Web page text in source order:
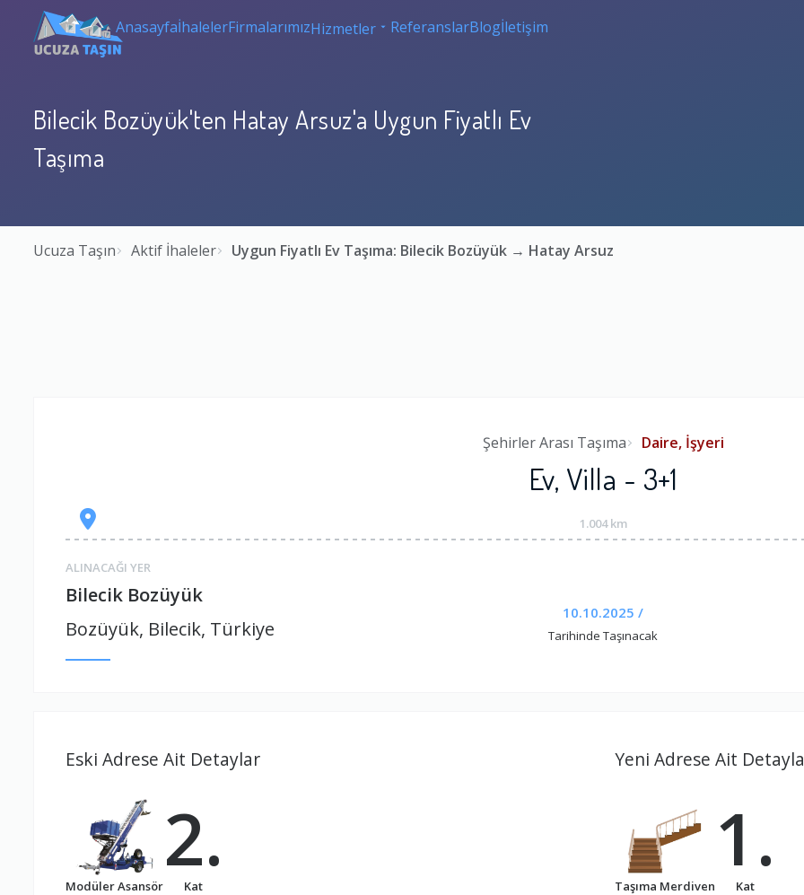
AnasayfaİhalelerFirmalarımızHizmetler ReferanslarBlogİletişim
Bilecik Bozüyük'ten Hatay Arsuz'a Uygun Fiyatlı Ev
Taşıma
Ucuza Taşın Aktif İhaleler Uygun Fiyatlı Ev Taşıma: Bilecik Bozüyük → Hatay Arsuz
Şehirler Arası Taşıma Daire, İşyeri
Ev, Villa - 3+1
1.004 km
ALINACAĞI YER
Bilecik Bozüyük
Bozüyük, Bilecik, Türkiye
10.10.2025 /
Tarihinde Taşınacak
Eski Adrese Ait Detaylar
Modüler Asansör
2.
Kat
Yeni Adrese Ait
Taşıma Merdiven
1.
Kat